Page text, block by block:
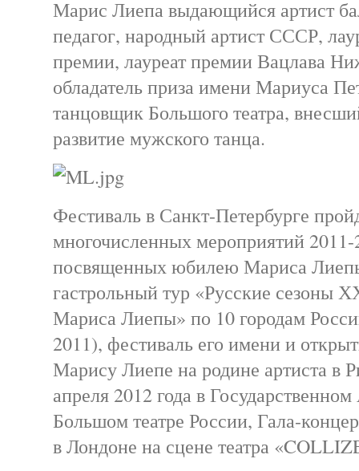
Марис Лиепа выдающийся артист
педагог, народный артист СССР,
премии, лауреат премии Вацлава
обладатель приза имени Мариуса
танцовщик Большого театра,
развитие мужского танца.
Фестиваль в Санкт-Петербурге
многочисленных мероприятий 2011-
посвященных юбилею Мариса
гастрольный тур «Русские сезоны
Мариса Лиепы» по 10 городам
2011), фестиваль его имени и
Марису Лиепе на родине артиста в
апреля 2012 года в
Большом театре России, Гала-
в Лондоне на сцене театра